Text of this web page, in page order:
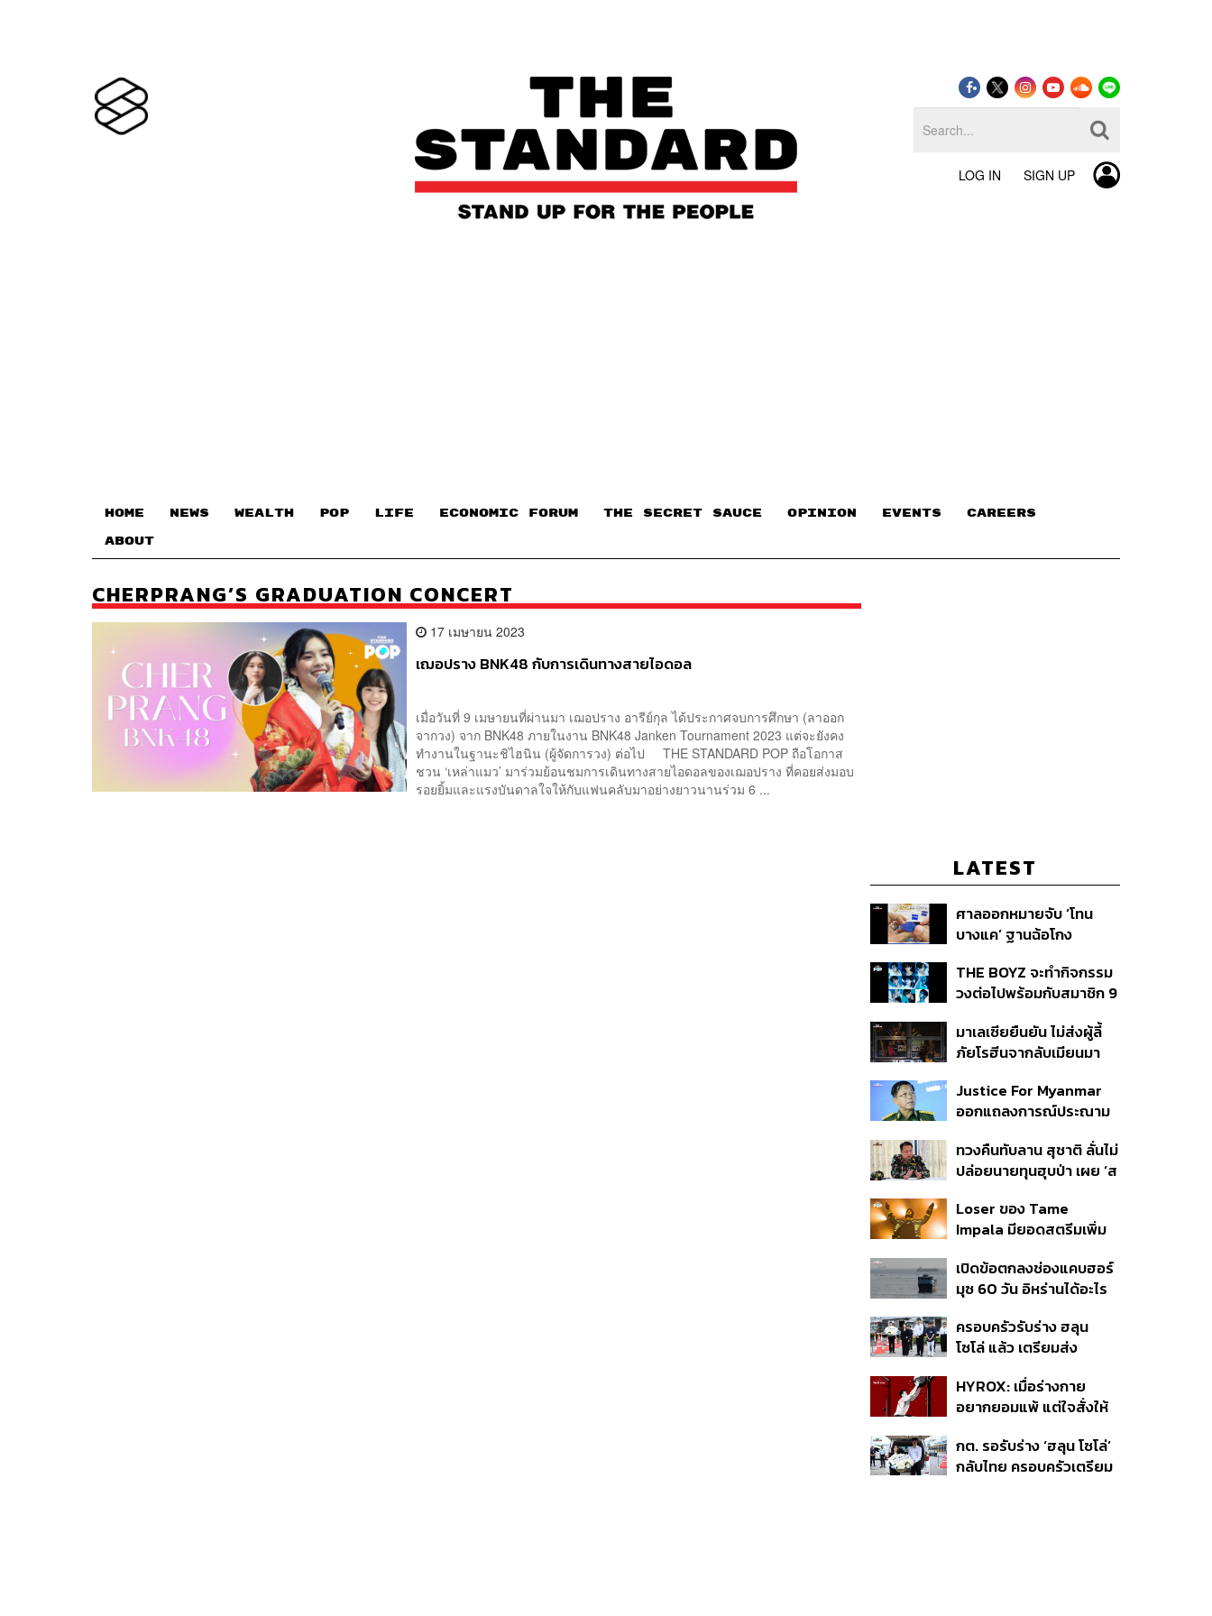
LOG IN SIGN UP
HOME NEWS WEALTH POP LIFE ECONOMIC FORUM THE SECRET SAUCE​ OPINION EVENTS CAREERS
ABOUT
CHERPRANG’S GRADUATION CONCERT
17 เมษายน 2023
เฌอปราง BNK48 กับการเดินทางสายไอดอล
เมื่อวันที่ 9 เมษายนที่ผ่านมา เฌอปราง อารีย์กุล ได้ประกาศจบการศึกษา (ลาออก
จากวง) จาก BNK48 ภายในงาน BNK48 Janken Tournament 2023 แต่จะยังคง
ทำงานในฐานะชิไฮนิน (ผู้จัดการวง) ต่อไป THE STANDARD POP ถือโอกาส
ชวน ‘เหล่าแมว’ มาร่วมย้อนชมการเดินทางสายไอดอลของเฌอปราง ที่คอยส่งมอบ
รอยยิ้มและแรงบันดาลใจให้กับแฟนคลับมาอย่างยาวนานร่วม 6 ...
LATEST
ศาลออกหมายจับ ‘โทน
บางแค’ ฐานฉ้อโกง
แบรนด์ Zeiss ลวงขาย
กล้องส่องพระลิมิเต็ด
THE BOYZ จะทำกิจกรรม
วงต่อไปพร้อมกับสมาชิก 9
มาเลเซียยืนยัน ไม่ส่งผู้ลี้
ภัยโรฮีนจากลับเมียนมา
อยู่ในอันตราย
Justice For Myanmar
ออกแถลงการณ์ประณาม
หล่ายเยือน เรียกร้องหยุด
ให้ความชอบธรรมรัฐบาล
ทวงคืนทับลาน สุชาติ ลั่นไม่
ปล่อยนายทุนฮุบป่า เผย ‘ส
40% เตือนผู้ฝ่าฝืนเจอขั้น
เด็ดขาด
Loser ของ Tame
Impala มียอดสตรีมเพิ่ม
ประกอบ Spider-Man
เปิดข้อตกลงช่องแคบฮอร์
มุซ 60 วัน อิหร่านได้อะไร
ครอบครัวรับร่าง ฮลุน
โซโล่ แล้ว เตรียมส่ง
ชีวิต
HYROX: เมื่อร่างกาย
อยากยอมแพ้ แต่ใจสั่งให้
Self-Commitment ที่น่า
ลอง
กต. รอรับร่าง ‘ฮลุน โซโล่’
กลับไทย ครอบครัวเตรียม